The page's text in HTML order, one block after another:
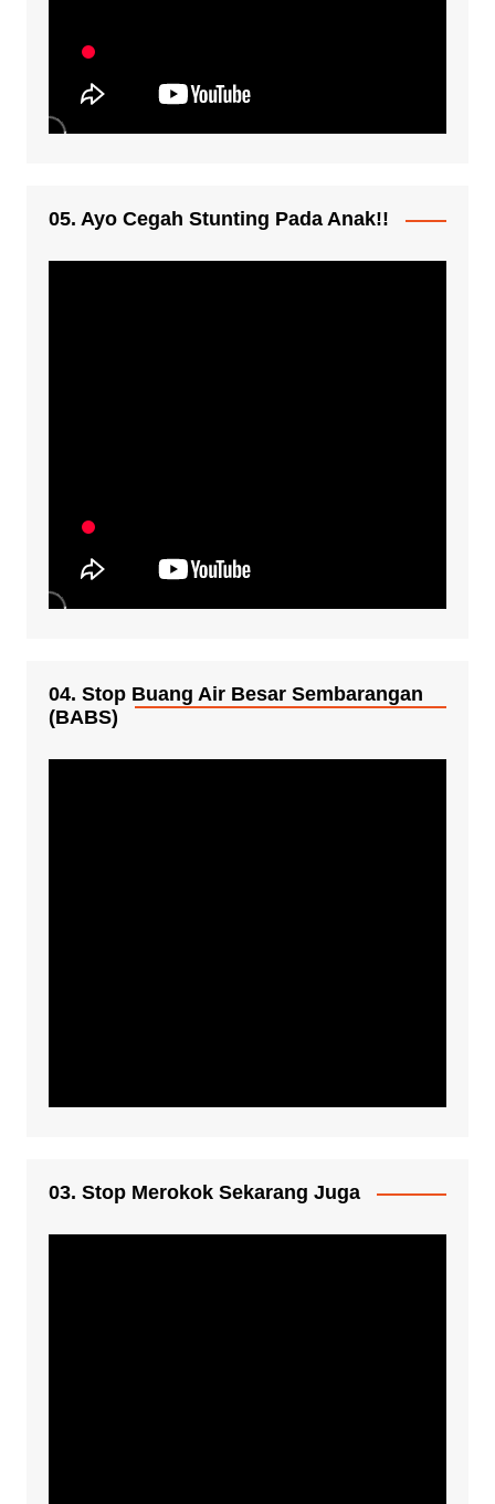
05. Ayo Cegah Stunting Pada Anak!!
04. Stop Buang Air Besar Sembarangan
(BABS)
03. Stop Merokok Sekarang Juga